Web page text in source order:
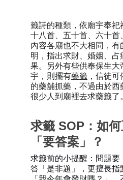
籤詩的種類，依廟宇奉祀
十八首、五十首、六十首
內容各廟也不大相同，有
明，指出求財、婚姻、
果。另外有些供奉保生大
宇，則擺有藥籤 ，信徒
的藥舖抓藥，不過由於西
很少人到廟裡去求藥籤了
求籤 SOP：如
「要答案」？
求籤前的小提醒：問題要
答「是非題」，更擅長指